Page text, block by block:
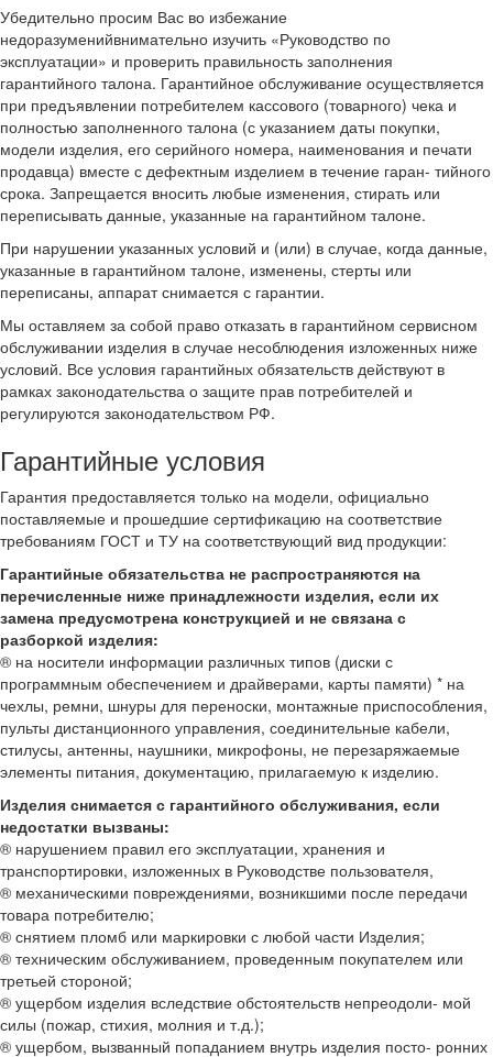
Убедительно просим Вас во избежание
недоразуменийвнимательно изучить «Руководство по
эксплуатации» и проверить правильность заполнения
гарантийного талона. Гарантийное обслуживание осуществляется
при предъявлении потребителем кассового (товарного) чека и
полностью заполненного талона (с указанием даты покупки,
модели изделия, его серийного номера, наименования и печати
продавца) вместе с дефектным изделием в течение гаран- тийного
срока. Запрещается вносить любые изменения, стирать или
переписывать данные, указанные на гарантийном талоне.
При нарушении указанных условий и (или) в случае, когда данные,
указанные в гарантийном талоне, изменены, стерты или
переписаны, аппарат снимается с гарантии.
Мы оставляем за собой право отказать в гарантийном сервисном
обслуживании изделия в случае несоблюдения изложенных ниже
условий. Все условия гарантийных обязательств действуют в
рамках законодательства о защите прав потребителей и
регулируются законодательством РФ.
Гарантийные условия
Гарантия предоставляется только на модели, официально
поставляемые и прошедшие сертификацию на соответствие
требованиям ГОСТ и ТУ на соответствующий вид продукции:
Гарантийные обязательства не распространяются на
перечисленные ниже принадлежности изделия, если их
замена предусмотрена конструкцией и не связана с
разборкой изделия:
® на носители информации различных типов (диски с
программным обеспечением и драйверами, карты памяти) * на
чехлы, ремни, шнуры для переноски, монтажные приспособления,
пульты дистанционного управления, соединительные кабели,
стилусы, антенны, наушники, микрофоны, не перезаряжаемые
элементы питания, документацию, прилагаемую к изделию.
Изделия снимается с гарантийного обслуживания, если
недостатки вызваны:
® нарушением правил его эксплуатации, хранения и
транспортировки, изложенных в Руководстве пользователя,
® механическими повреждениями, возникшими после передачи
товара потребителю;
® снятием пломб или маркировки с любой части Изделия;
® техническим обслуживанием, проведенным покупателем или
третьей стороной;
® ущербом изделия вследствие обстоятельств непреодоли- мой
силы (пожар, стихия, молния и т.д.);
® ущербом, вызванный попаданием внутрь изделия посто- ронних